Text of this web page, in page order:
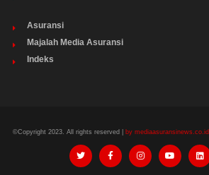
Asuransi
Majalah Media Asuransi
Indeks
©Copyright 2023. All rights reserved | by mediaasuransinews.co.id.